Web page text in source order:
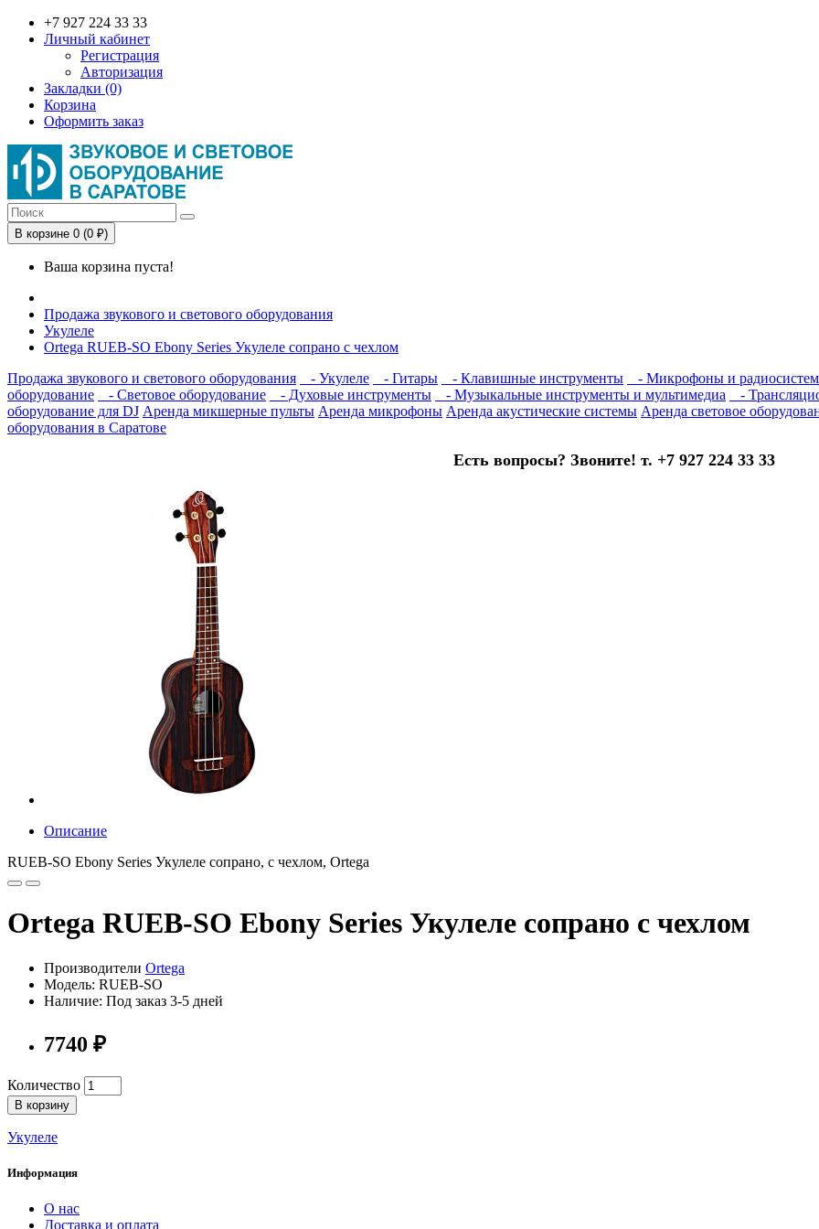
+7 927 224 33 33
Личный кабинет
Регистрация
Авторизация
Закладки (0)
Корзина
Оформить заказ
В корзине 0 (0 ₽)
Ваша корзина пуста!
Продажа звукового и светового оборудования
Укулеле
Ortega RUEB-SO Ebony Series Укулеле сопрано с чехлом
Продажа звукового и светового оборудования
- Укулеле - Гитары - Клавишные инструменты - Микрофоны и
оборудование
- Световое оборудование - Духовые инструменты - Музыкальные инструменты и мультимедиа -
оборудование для DJ Аренда микшерные пульты Аренда микрофоны Аренда акустические системы Аренда световое
оборудования в Саратове
Есть вопросы? Звоните! т. +7 927 224 33 33
Описание
RUEB-SO Ebony Series Укулеле сопрано, с чехлом, Ortega
Ortega RUEB-SO Ebony Series Укулеле сопрано с чехлом
Производители Ortega
Модель: RUEB-SO
Наличие: Под заказ 3-5 дней
7740 ₽
Количество
В корзину
Укулеле
Информация
О нас
Доставка и оплата